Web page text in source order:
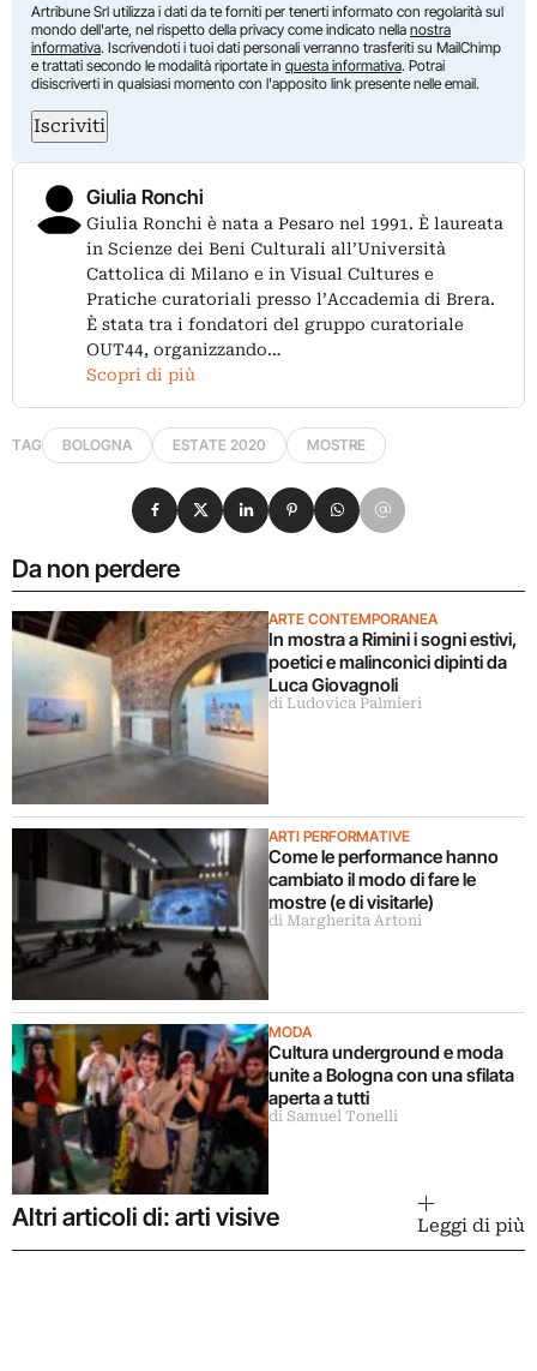
Artribune Srl utilizza i dati da te forniti per tenerti informato con regolarità sul
mondo dell'arte, nel rispetto della privacy come indicato nella nostra
informativa. Iscrivendoti i tuoi dati personali verranno trasferiti su MailChimp
e trattati secondo le modalità riportate in questa informativa. Potrai
disiscriverti in qualsiasi momento con l'apposito link presente nelle email.
Iscriviti
Giulia Ronchi
Giulia Ronchi è nata a Pesaro nel 1991. È laureata
in Scienze dei Beni Culturali all’Università
Cattolica di Milano e in Visual Cultures e
Pratiche curatoriali presso l’Accademia di Brera.
È stata tra i fondatori del gruppo curatoriale
OUT44, organizzando…
Scopri di più
TAG BOLOGNA ESTATE 2020 MOSTRE
Da non perdere
ARTE CONTEMPORANEA
In mostra a Rimini i sogni estivi,
poetici e malinconici dipinti da
Luca Giovagnoli
di Ludovica Palmieri
ARTI PERFORMATIVE
Come le performance hanno
cambiato il modo di fare le
mostre (e di visitarle)
di Margherita Artoni
MODA
Cultura underground e moda
unite a Bologna con una sfilata
aperta a tutti
di Samuel Tonelli
Condividi su Facebook
Condividi su X
Condividi su LinkedIn
Condividi su Pinterest
Condividi su WhatsApp
Condividi su Email
Altri articoli di: arti visive Leggi di più